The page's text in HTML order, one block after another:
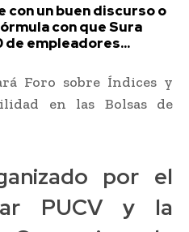
con un buen discurso o
con que Sura
de empleadores...
Foro sobre Índices y
en las Bolsas de
por el
PUCV y la